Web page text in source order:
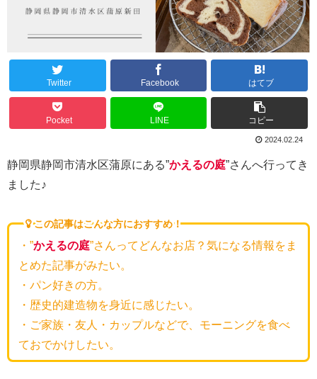
Twitter Facebook はてブ
Pocket LINE コピー
2024.02.24
静岡県静岡市清水区蒲原にある”かえるの庭”さんへ行ってき
ました♪
この記事はこんな方におすすめ！
・”かえるの庭”さんってどんなお店？気になる情報をま
とめた記事がみたい。
・パン好きの方。
・歴史的建造物を身近に感じたい。
・ご家族・友人・カップルなどで、モーニングを食べ
ておでかけしたい。